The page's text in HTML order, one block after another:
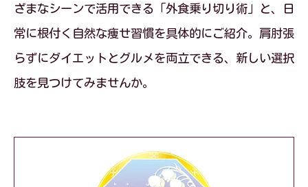
ざまなシーンで活用できる「外食乗り切り術」と、日
常に根付く自然な痩せ習慣を具体的にご紹介。肩肘張
らずにダイエットとグルメを両立できる、新しい選択
肢を見つけてみませんか。